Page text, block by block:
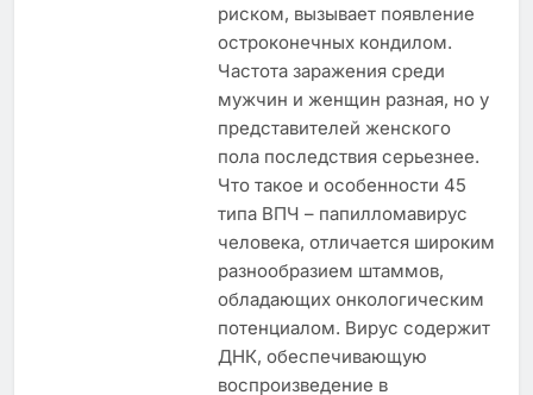
риском, вызывает появление
остроконечных кондилом.
Частота заражения среди
мужчин и женщин разная, но у
представителей женского
пола последствия серьезнее.
Что такое и особенности 45
типа ВПЧ – папилломавирус
человека, отличается широким
разнообразием штаммов,
обладающих онкологическим
потенциалом. Вирус содержит
ДНК, обеспечивающую
воспроизведение в